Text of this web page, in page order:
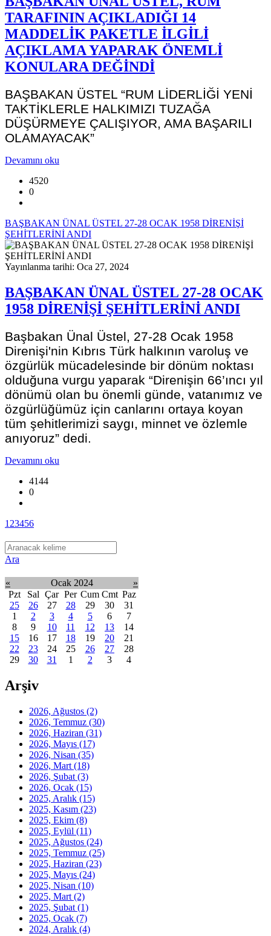
TARAFININ AÇIKLADIĞI 14
MADDELİK PAKETLE İLGİLİ
AÇIKLAMA YAPARAK ÖNEMLİ
KONULARA DEĞİNDİ
BAŞBAKAN ÜSTEL “RUM LİDERLİĞİ YENİ
TAKTİKLERLE HALKIMIZI TUZAĞA
DÜŞÜRMEYE ÇALIŞIYOR, AMA BAŞARILI
OLAMAYACAK”
Devamını oku
4520
0
BAŞBAKAN ÜNAL ÜSTEL 27-28 OCAK 1958 DİRENİŞİ
ŞEHİTLERİNİ ANDI
Yayınlanma tarihi: Oca 27, 2024
BAŞBAKAN ÜNAL ÜSTEL 27-28 OCAK
1958 DİRENİŞİ ŞEHİTLERİNİ ANDI
Başbakan Ünal Üstel, 27-28 Ocak 1958
Direnişi'nin Kıbrıs Türk halkının varoluş ve
özgürlük mücadelesinde bir dönüm noktası
olduğuna vurgu yaparak “Direnişin 66’ıncı yıl
dönümü olan bu önemli günde, vatanımız ve
özgürlüğümüz için canlarını ortaya koyan
tüm şehitlerimizi saygı, minnet ve özlemle
anıyoruz” dedi.
Devamını oku
4144
0
1 23456
Ara
« Ocak 2024
»
Pzt
Sal Çar Per Cum Cmt Paz
25
26 27 28 29 30
31
1
2 3 4 5 6
7
8
9 10 11 12 13
14
15
16 17 18 19 20
21
22
23 24 25 26 27
28
29
30 31 1 2 3 4
Arşiv
2026, Ağustos (2)
2026, Temmuz (30)
2026, Haziran (31)
2026, Mayıs (17)
2026, Nisan (35)
2026, Mart (18)
2026, Şubat (3)
2026, Ocak (15)
2025, Aralık (15)
2025, Kasım (23)
2025, Ekim (8)
2025, Eylül (11)
2025, Ağustos (24)
2025, Temmuz (25)
2025, Haziran (23)
2025, Mayıs (24)
2025, Nisan (10)
2025, Mart (2)
2025, Şubat (1)
2025, Ocak (7)
2024, Aralık (4)